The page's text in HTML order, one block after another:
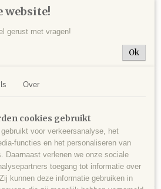
website!
gerust met vragen!
Ok
Over
cookies gebruikt
voor verkeersanalyse, het
functies en het personaliseren van
Daarnaast verlenen we onze sociale
toegang tot informatie over
kunnen deze informatie gebruiken in